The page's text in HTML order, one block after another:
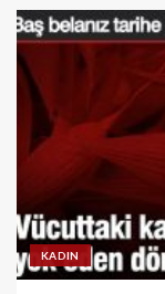
KADIN